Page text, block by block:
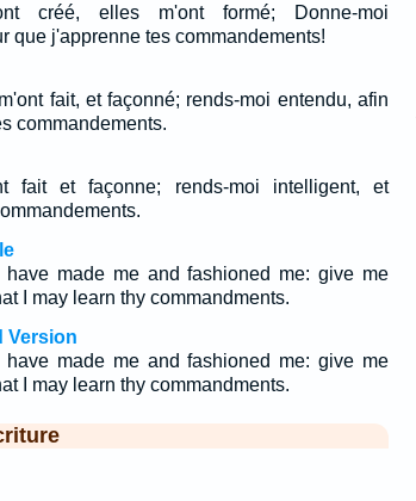
créé, elles m'ont formé; Donne-moi
que j'apprenne tes commandements!
fait, et façonné; rends-moi entendu, afin
commandements.
fait et façonne; rends-moi intelligent, et
have made me and fashioned me: give me
I may learn thy commandments.
Version
have made me and fashioned me: give me
I may learn thy commandments.